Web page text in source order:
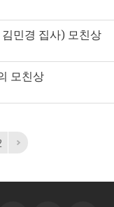
민경 집사) 모친상
모친상